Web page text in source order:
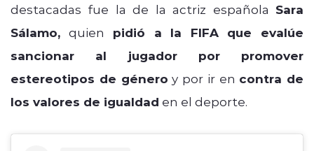
destacadas fue la de la actriz española Sara
Sálamo, quien pidió a la FIFA que evalúe
sancionar al jugador por promover
estereotipos de género y por ir en contra de
los valores de igualdad en el deporte.